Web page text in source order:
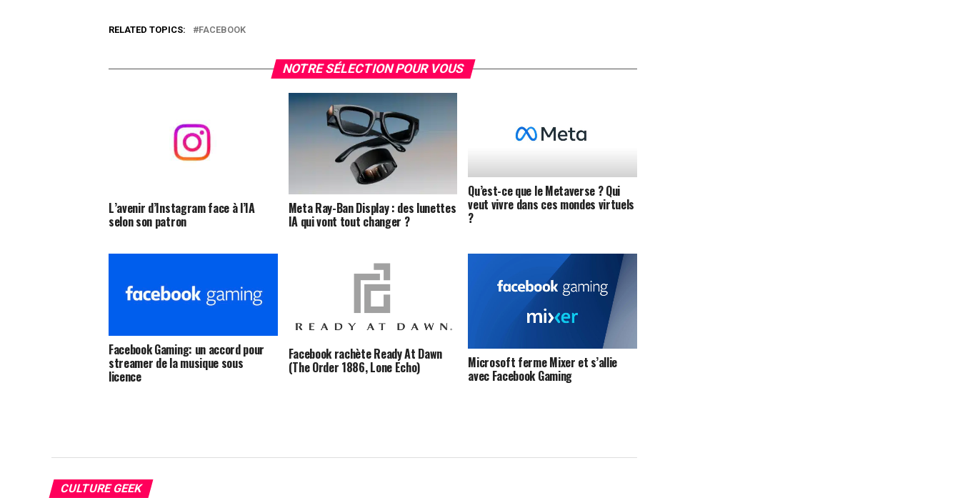
RELATED TOPICS: FACEBOOK
NOTRE SÉLECTION POUR VOUS
L’avenir d’Instagram face à l’IA
selon son patron
Meta Ray-Ban Display : des lunettes
IA qui vont tout changer ?
Qu’est-ce que le Metaverse ? Qui
veut vivre dans ces mondes virtuels
?
Facebook Gaming: un accord pour
streamer de la musique sous
licence
Facebook rachète Ready At Dawn
(The Order 1886, Lone Echo) Microsoft ferme Mixer et s’allie
avec Facebook Gaming
CULTURE GEEK